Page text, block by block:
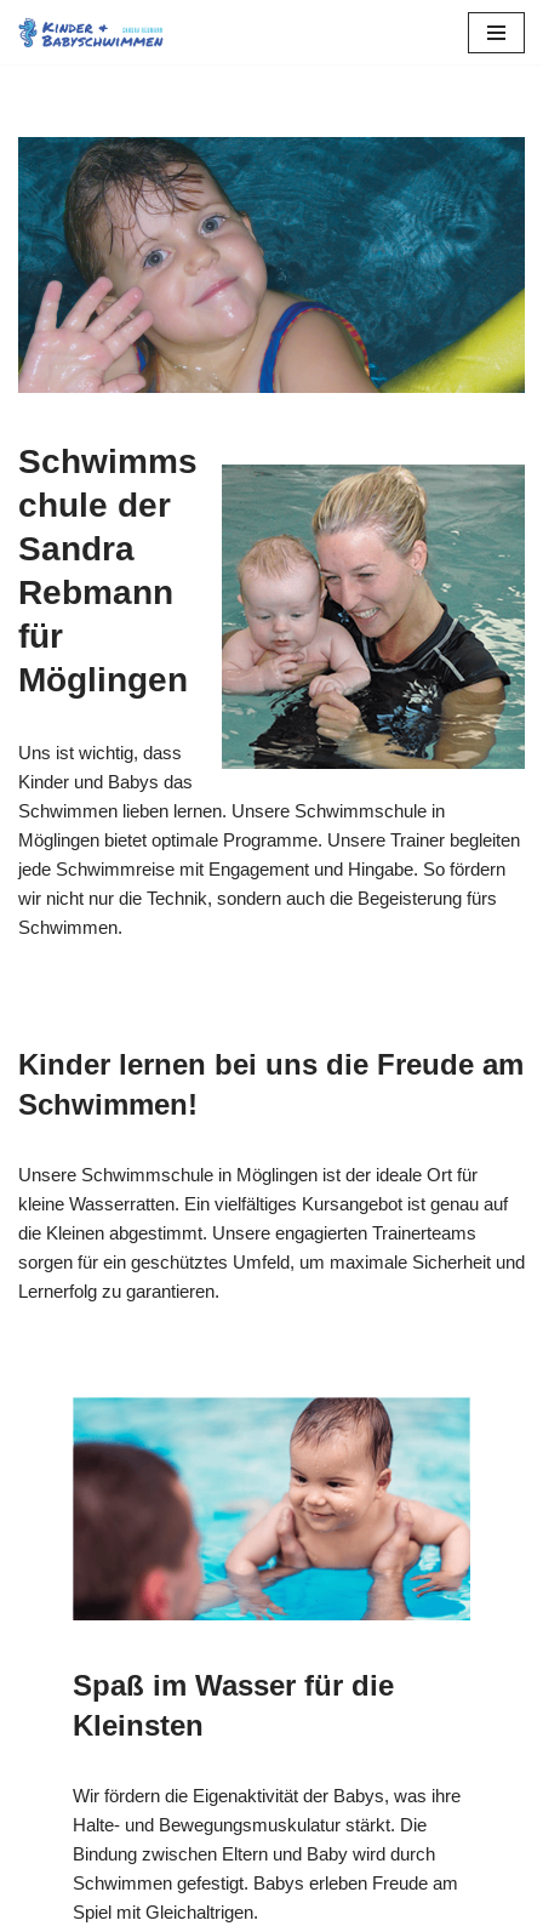
Schwimms
chule der
Sandra
Rebmann
für
Möglingen
Uns ist wichtig, dass
Kinder und Babys das
Schwimmen lieben lernen. Unsere Schwimmschule in
Möglingen bietet optimale Programme. Unsere Trainer begleiten
jede Schwimmreise mit Engagement und Hingabe. So fördern
wir nicht nur die Technik, sondern auch die Begeisterung fürs
Schwimmen.
Kinder lernen bei uns die Freude am
Schwimmen!
Unsere Schwimmschule in Möglingen ist der ideale Ort für
kleine Wasserratten. Ein vielfältiges Kursangebot ist genau auf
die Kleinen abgestimmt. Unsere engagierten Trainerteams
sorgen für ein geschütztes Umfeld, um maximale Sicherheit und
Lernerfolg zu garantieren.
Spaß im Wasser für die
Kleinsten
Wir fördern die Eigenaktivität der Babys, was ihre
Halte- und Bewegungsmuskulatur stärkt. Die
Bindung zwischen Eltern und Baby wird durch
Schwimmen gefestigt. Babys erleben Freude am
Spiel mit Gleichaltrigen.